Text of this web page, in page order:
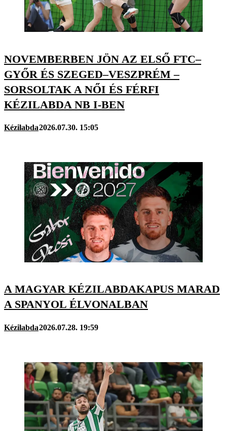
NOVEMBERBEN JÖN AZ ELSŐ FTC–
GYŐR ÉS SZEGED–VESZPRÉM –
SORSOLTAK A NŐI ÉS FÉRFI
KÉZILABDA NB I-BEN
Kézilabda2026.07.30. 15:05
A MAGYAR KÉZILABDAKAPUS MARAD
A SPANYOL ÉLVONALBAN
Kézilabda2026.07.28. 19:59